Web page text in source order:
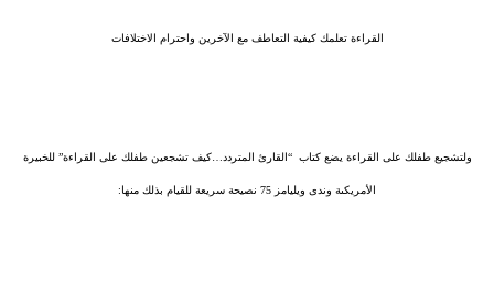
القراءة تعلمك كيفية التعاطف مع الآخرين واحترام الاختلافات
ولتشجيع طفلك على القراءة يضع كتاب “القارئ المتردد…كيف تشجعين طفلك على القراءة” للخبيرة
الأمريكىة وندى ويليامز 75 نصيحة سريعة للقيام بذلك منها: